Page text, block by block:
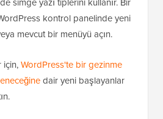
kontrol panelinde yeni
mevcut bir menüyü açın.
için,WordPress'te bir gezinme
dair yeni başlayanlar